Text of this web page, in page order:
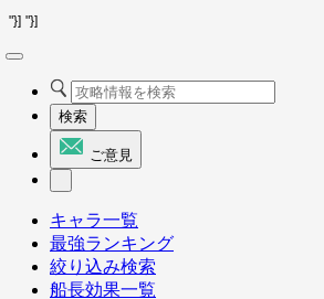
"}] "}]
検索
ご意見
キャラ一覧
最強ランキング
絞り込み検索
船長効果一覧